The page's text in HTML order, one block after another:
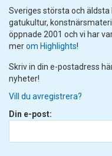
Sveriges största och
gatukultur,
öppnade 2001 och vi har
merom Highlights!
Skriv in din e-postadress
nyheter!
Vill du avregistrera?
Din e-post: